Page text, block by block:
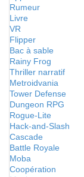
Rumeur
Livre
VR
Flipper
Bac à sable
Rainy Frog
Thriller narratif
Metroidvania
Tower Defense
Dungeon RPG
Rogue-Lite
Hack-and-Slash
Cascade
Battle Royale
Moba
Coopération